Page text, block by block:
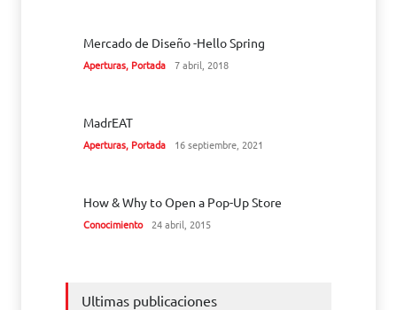
Mercado de Diseño -Hello Spring
Aperturas, Portada 7 abril, 2018
MadrEAT
Aperturas, Portada 16 septiembre, 2021
How & Why to Open a Pop-Up Store
Conocimiento 24 abril, 2015
Ultimas publicaciones